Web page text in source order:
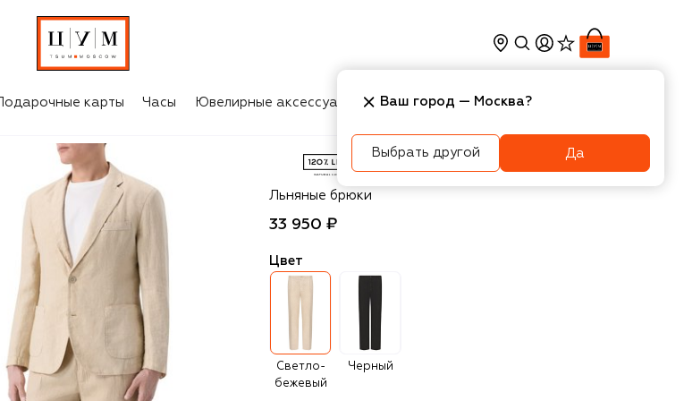
Подарочные карты Часы Ювелирные аксессуары Косметика Интерьер
120% Lino
Льняные брюки
33 950 ₽
Цвет
Светло-
бежевый
Черный
Ваш город — Москва?
Выбрать другой Да